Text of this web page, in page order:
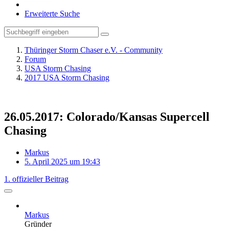
Erweiterte Suche
Thüringer Storm Chaser e.V. - Community
Forum
USA Storm Chasing
2017 USA Storm Chasing
26.05.2017: Colorado/Kansas Supercell
Chasing
Markus
5. April 2025 um 19:43
1. offizieller Beitrag
Markus
Gründer